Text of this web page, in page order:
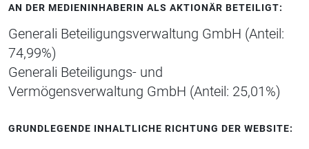
AN DER MEDIENINHABERIN ALS AKTIONÄR BETEILIGT:
Generali Beteiligungsverwaltung GmbH (Anteil:
74,99%)
Generali Beteiligungs- und
Vermögensverwaltung GmbH (Anteil: 25,01%)
GRUNDLEGENDE INHALTLICHE RICHTUNG DER WEBSITE: